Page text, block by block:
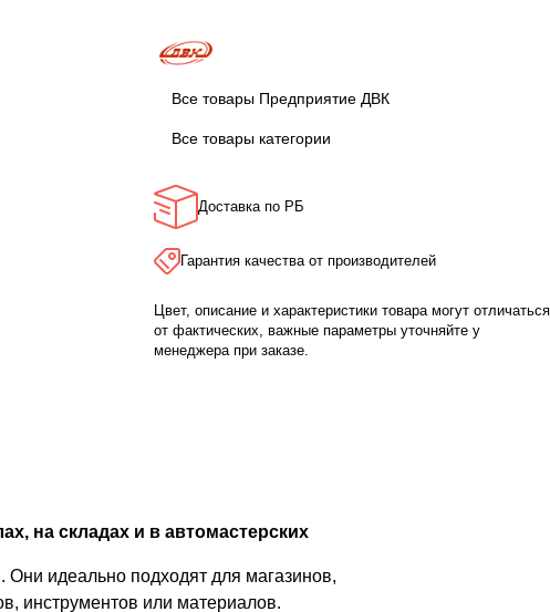
Все товары Предприятие ДВК
Все товары категории
Доставка по РБ
Гарантия качества от производителей
Цвет, описание и характеристики товара могут отличаться
от фактических, важные параметры уточняйте у
менеджера при заказе.
на складах и в автомастерских
Они идеально подходят для магазинов,
инструментов или материалов.